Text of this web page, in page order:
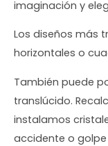
imaginación y
Los diseños más
horizontales o
También puede
translúcido.
instalamos
accidente o